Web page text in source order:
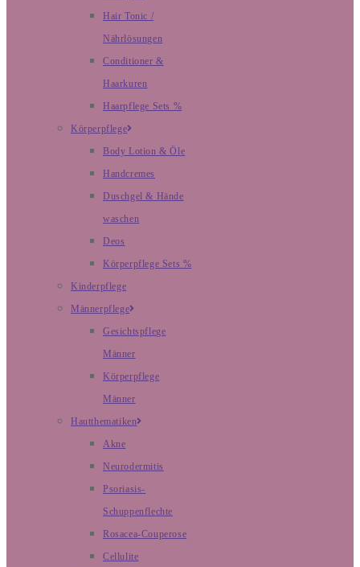
Hair Tonic /
Nährlösungen
Conditioner &
Haarkuren
Haarpflege Sets %
Körperpflege
Body Lotion & Öle
Handcremes
Duschgel & Hände
waschen
Deos
Körperpflege Sets %
Kinderpflege
Männerpflege
Gesichtspflege
Männer
Körperpflege
Männer
Hautthematiken
Akne
Neurodermitis
Psoriasis-
Schuppenflechte
Rosacea-Couperose
Cellulite